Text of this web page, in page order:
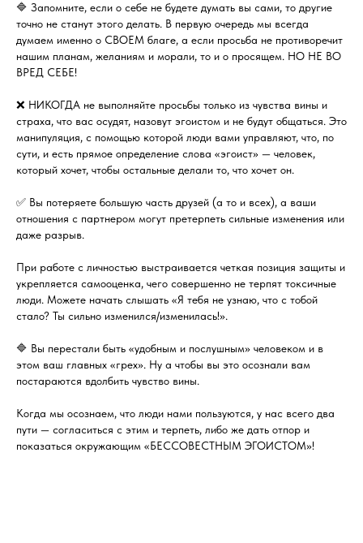
🔷 Запомните, если о себе не будете думать вы сами, то другие
точно не станут этого делать. В первую очередь мы всегда
думаем именно о СВОЕМ благе, а если просьба не противоречит
нашим планам, желаниям и морали, то и о просящем. НО НЕ ВО
ВРЕД СЕБЕ!
❌ НИКОГДА не выполняйте просьбы только из чувства вины и
страха, что вас осудят, назовут эгоистом и не будут общаться. Это
манипуляция, с помощью которой люди вами управляют, что, по
сути, и есть прямое определение слова «эгоист»​ —​ человек,
который хочет, чтобы остальные делали то, что хочет он.
✅ Вы потеряете большую часть друзей (а то и всех), а ваши
отношения с партнером могут претерпеть сильные изменения или
даже разрыв.
При работе с личностью выстраивается четкая позиция защиты и
укрепляется самооценка, чего совершенно не терпят токсичные
люди. Можете начать слышать «Я тебя не узнаю, что с тобой
стало? Ты сильно изменился/изменилась!».
🔷 Вы перестали быть «удобным и послушным» человеком и в
этом ваш главных «грех». Ну а чтобы вы это осознали вам
постараются вдолбить чувство вины.
Когда мы осознаем, что люди нами пользуются, у нас всего два
пути​ —​ согласиться с этим и терпеть, либо же дать отпор и
показаться окружающим «БЕССОВЕСТНЫМ ЭГОИСТОМ»!